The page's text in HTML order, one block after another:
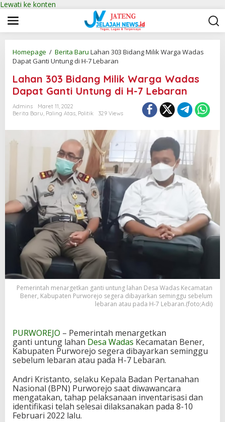
Lewati ke konten
Homepage / Berita Baru Lahan 303 Bidang Milik Warga Wadas
Dapat Ganti Untung di H-7 Lebaran
Lahan 303 Bidang Milik Warga Wadas
Dapat Ganti Untung di H-7 Lebaran
Admins
Maret 11, 2022
Berita Baru, Paling Atas, Politik 329 Views
Pemerintah menargetkan ganti untung lahan Desa Wadas Kecamatan
Bener, Kabupaten Purworejo segera dibayarkan seminggu sebelum
lebaran atau pada H-7 Lebaran.(foto;Adi)
PURWOREJO – Pemerintah menargetkan
ganti untung lahan Desa Wadas Kecamatan Bener,
Kabupaten Purworejo segera dibayarkan seminggu
sebelum lebaran atau pada H-7 Lebaran.
Andri Kristanto, selaku Kepala Badan Pertanahan
Nasional (BPN) Purworejo saat diwawancara
mengatakan, tahap pelaksanaan inventarisasi dan
identifikasi telah selesai dilaksanakan pada 8-10
Februari 2022 lalu.